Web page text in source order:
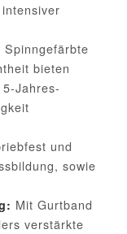
Spinngefärbte
bieten
Jahres-
und
sowie
Mit Gurtband
verstärkte